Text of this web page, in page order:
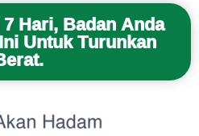
Hari, Badan Anda
Untuk Turunkan